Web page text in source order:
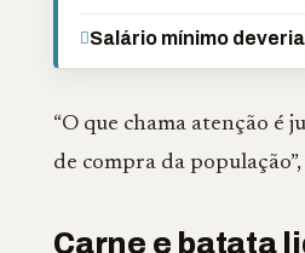
Salário mínimo
“O que chama atenção é
de compra da
Carne e batata